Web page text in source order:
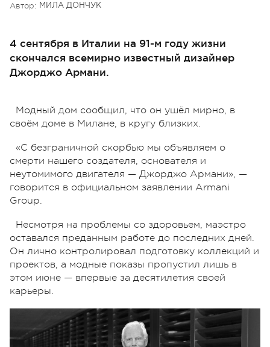
Автор: МИЛА ДОНЧУК
4 сентября в Италии на 91-м году жизни
скончался всемирно известный дизайнер
Джорджо Армани.
Модный дом сообщил, что он ушёл мирно, в
своём доме в Милане, в кругу близких.
«С безграничной скорбью мы объявляем о
смерти нашего создателя, основателя и
неутомимого двигателя — Джорджо Армани», —
говорится в официальном заявлении Armani
Group.
Несмотря на проблемы со здоровьем, маэстро
оставался преданным работе до последних дней.
Он лично контролировал подготовку коллекций и
проектов, а модные показы пропустил лишь в
этом июне — впервые за десятилетия своей
карьеры.